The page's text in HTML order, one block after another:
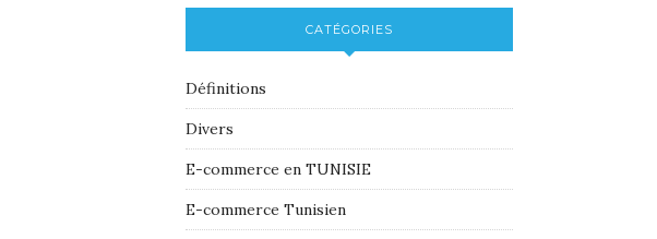
CATÉGORIES
Définitions
Divers
E-commerce en TUNISIE
E-commerce Tunisien